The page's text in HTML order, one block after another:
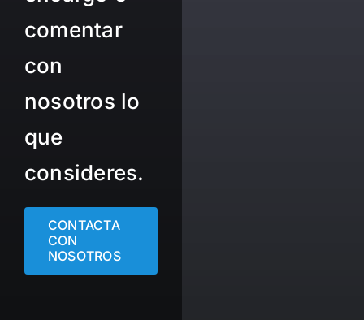
comentar
con
nosotros lo
que
consideres.
CONTACTA
CON
NOSOTROS